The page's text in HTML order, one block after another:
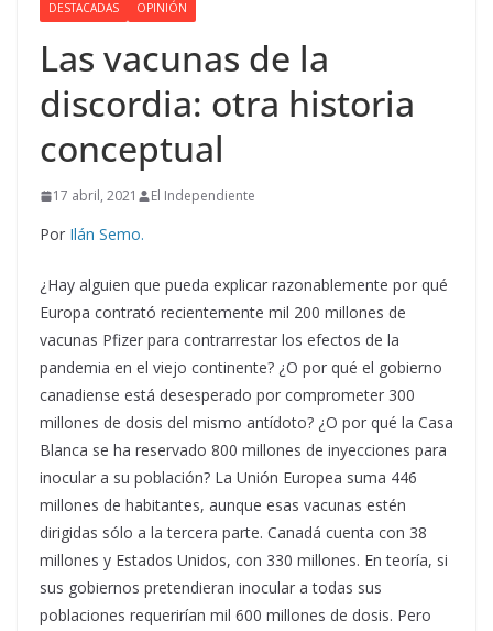
DESTACADAS OPINIÓN
Las vacunas de la
discordia: otra historia
conceptual
17 abril, 2021 El Independiente
Por Ilán Semo.
¿Hay alguien que pueda explicar razonablemente por qué
Europa contrató recientemente mil 200 millones de
vacunas Pfizer para contrarrestar los efectos de la
pandemia en el viejo continente? ¿O por qué el gobierno
canadiense está desesperado por comprometer 300
millones de dosis del mismo antídoto? ¿O por qué la Casa
Blanca se ha reservado 800 millones de inyecciones para
inocular a su población? La Unión Europea suma 446
millones de habitantes, aunque esas vacunas estén
dirigidas sólo a la tercera parte. Canadá cuenta con 38
millones y Estados Unidos, con 330 millones. En teoría, si
sus gobiernos pretendieran inocular a todas sus
poblaciones requerirían mil 600 millones de dosis. Pero